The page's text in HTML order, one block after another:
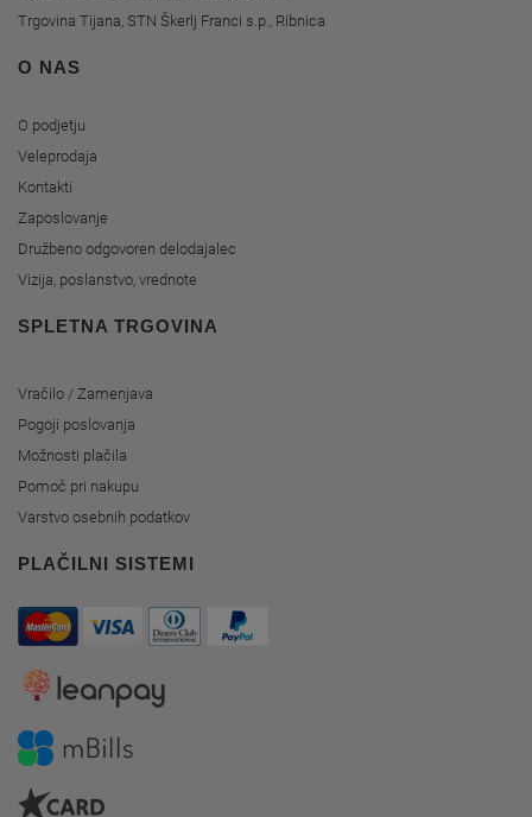
Trgovina Tijana, STN Škerlj Franci s.p., Ribnica
O NAS
O podjetju
Veleprodaja
Kontakti
Zaposlovanje
Družbeno odgovoren delodajalec
Vizija, poslanstvo, vrednote
SPLETNA TRGOVINA
Vračilo / Zamenjava
Pogoji poslovanja
Možnosti plačila
Pomoč pri nakupu
Varstvo osebnih podatkov
PLAČILNI SISTEMI